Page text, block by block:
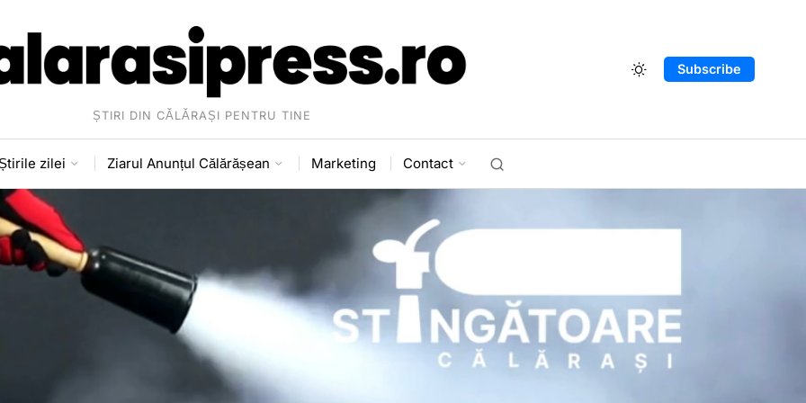
ȘTIRI DIN CĂLĂRAȘI PENTRU TINE
Subscribe
zilei Ziarul Anunțul Călărășean Marketing Contact